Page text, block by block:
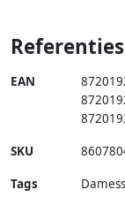
Referenties
EAN
SKU
Tags